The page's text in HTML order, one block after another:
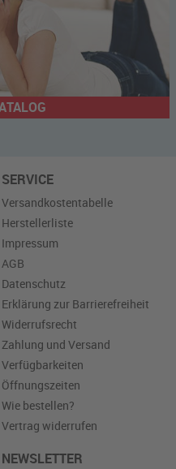
SERVICE
Versandkostentabelle
Herstellerliste
Impressum
AGB
Datenschutz
Erklärung zur Barrierefreiheit
Widerrufsrecht
Zahlung und Versand
Verfügbarkeiten
Öffnungszeiten
Wie bestellen?
Vertrag widerrufen
NEWSLETTER